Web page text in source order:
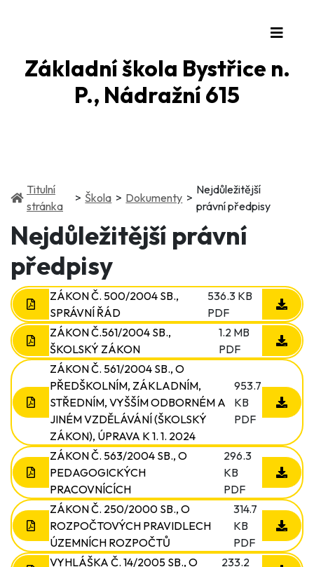
Základní škola Bystřice n.
P., Nádražní 615
Titulní
stránka(current)
Škola(current)
Dokumenty(current)
Nejdůležitější
právní předpisy
Nejdůležitější právní
předpisy
ZÁKON Č. 500/2004 SB.,
SPRÁVNÍ ŘÁD
536.3 KB
PDF
ZÁKON Č.561/2004 SB.,
ŠKOLSKÝ ZÁKON
1.2 MB
PDF
ZÁKON Č. 561/2004 SB., O
PŘEDŠKOLNÍM, ZÁKLADNÍM,
STŘEDNÍM, VYŠŠÍM ODBORNÉM A
JINÉM VZDĚLÁVÁNÍ (ŠKOLSKÝ
ZÁKON), ÚPRAVA K 1. 1. 2024
953.7
KB
PDF
ZÁKON Č. 563/2004 SB., O
PEDAGOGICKÝCH
PRACOVNÍCÍCH
296.3
KB
PDF
ZÁKON Č. 250/2000 SB., O
ROZPOČTOVÝCH PRAVIDLECH
ÚZEMNÍCH ROZPOČTŮ
314.7
KB
PDF
VYHLÁŠKA Č. 14/2005 SB., O
233.2